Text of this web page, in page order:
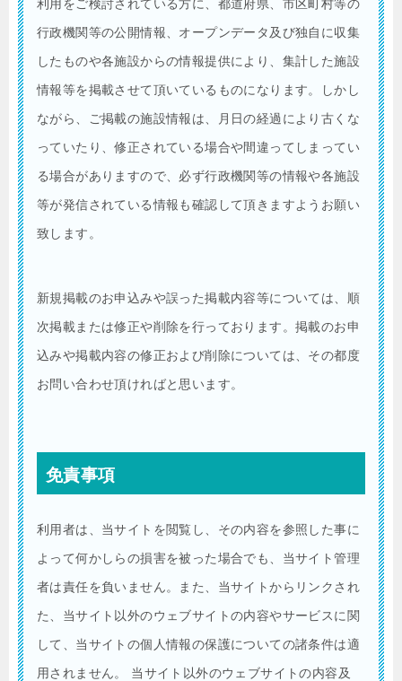
利用をご検討されている方に、都道府県、市区町村等の
行政機関等の公開情報、オープンデータ及び独自に収集
したものや各施設からの情報提供により、集計した施設
情報等を掲載させて頂いているものになります。しかし
ながら、ご掲載の施設情報は、月日の経過により古くな
っていたり、修正されている場合や間違ってしまってい
る場合がありますので、必ず行政機関等の情報や各施設
等が発信されている情報も確認して頂きますようお願い
致します。
新規掲載のお申込みや誤った掲載内容等については、順
次掲載または修正や削除を行っております。掲載のお申
込みや掲載内容の修正および削除については、その都度
お問い合わせ頂ければと思います。
免責事項
利用者は、当サイトを閲覧し、その内容を参照した事に
よって何かしらの損害を被った場合でも、当サイト管理
者は責任を負いません。また、当サイトからリンクされ
た、当サイト以外のウェブサイトの内容やサービスに関
して、当サイトの個人情報の保護についての諸条件は適
用されません。 当サイト以外のウェブサイトの内容及